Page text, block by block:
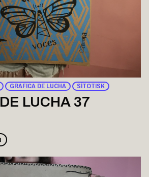
GRAFICA DE LUCHA SÍTOTISK
LUCHA 37